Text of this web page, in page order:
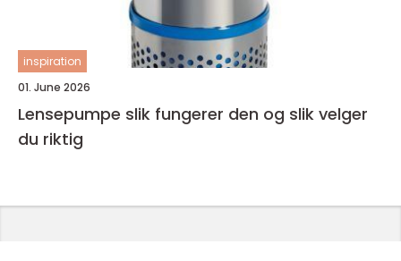
inspiration
01. June 2026
Lensepumpe slik fungerer den og slik velger
du riktig